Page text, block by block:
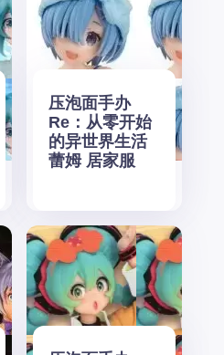
压泡面手办
Re：从零开始
的异世界生活
蕾姆 居家服